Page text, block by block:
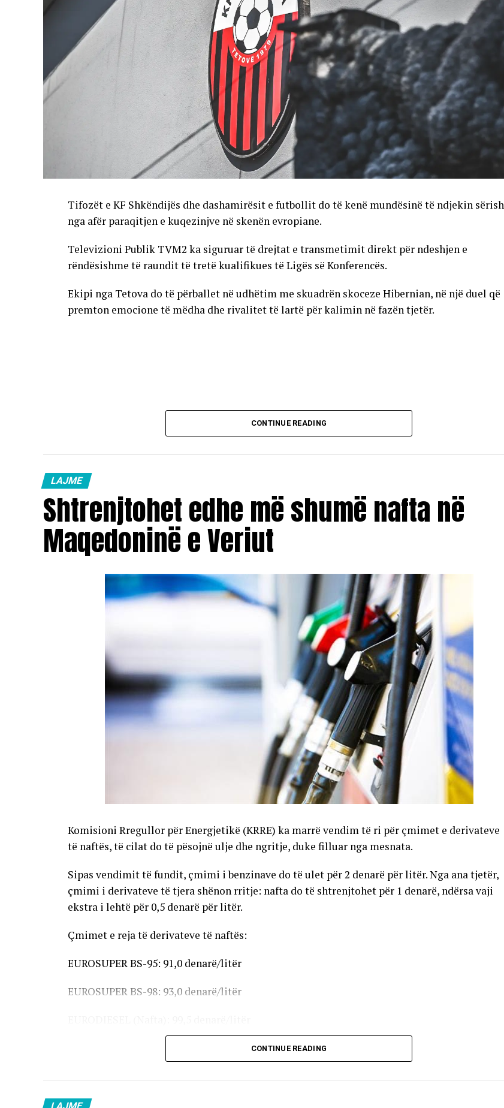
Tifozët e KF Shkëndijës dhe dashamirësit e futbollit do të kenë mundësinë të ndjekin sërish
nga afër paraqitjen e kuqezinjve në skenën evropiane.
Televizioni Publik TVM2 ka siguruar të drejtat e transmetimit direkt për ndeshjen e
rëndësishme të raundit të tretë kualifikues të Ligës së Konferencës.
Ekipi nga Tetova do të përballet në udhëtim me skuadrën skoceze Hibernian, në një duel që
premton emocione të mëdha dhe rivalitet të lartë për kalimin në fazën tjetër.
CONTINUE READING
LAJME
Shtrenjtohet edhe më shumë nafta në
Maqedoninë e Veriut
Komisioni Rregullor për Energjetikë (KRRE) ka marrë vendim të ri për çmimet e derivateve
të naftës, të cilat do të pësojnë ulje dhe ngritje, duke filluar nga mesnata.
Sipas vendimit të fundit, çmimi i benzinave do të ulet për 2 denarë për litër. Nga ana tjetër,
çmimi i derivateve të tjera shënon rritje: nafta do të shtrenjtohet për 1 denarë, ndërsa vaji
ekstra i lehtë për 0,5 denarë për litër.
Çmimet e reja të derivateve të naftës:
EUROSUPER BS-95: 91,0 denarë/litër
EUROSUPER BS-98: 93,0 denarë/litër
Vaji ekstra i lehtë (EL-1): 98,5 denarë/litërCONTINUE READING
LAJME